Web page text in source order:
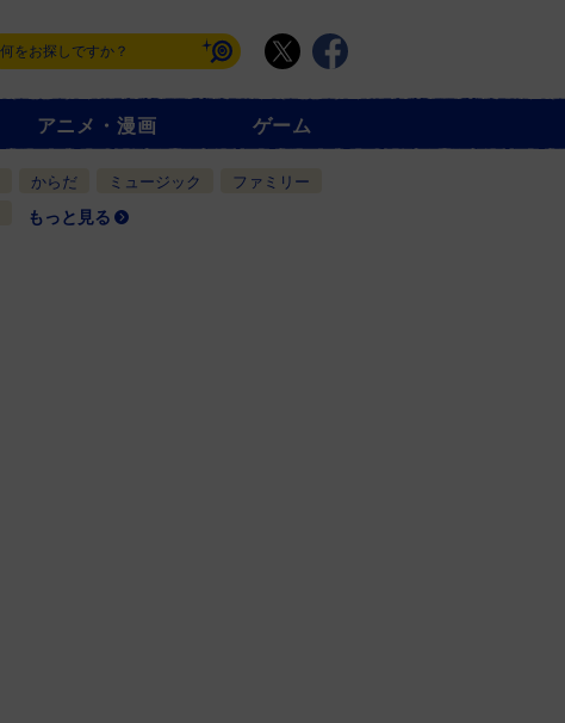
アニメ・漫画 ゲーム
からだ ミュージック
ファミリー
もっと見る